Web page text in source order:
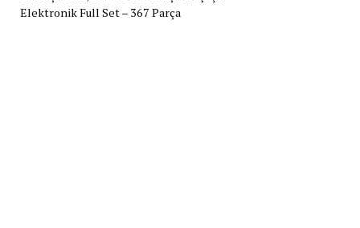
Elektronik Full Set – 367 Parça